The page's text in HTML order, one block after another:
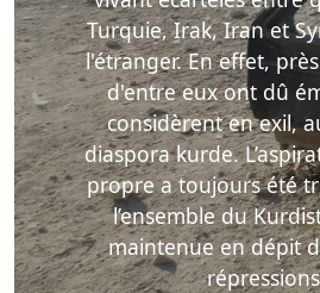
Turquie, Irak, Iran et
l'étranger. En effet,
d'entre eux ont dû
considèrent en exil,
diaspora kurde.
propre a toujours été
l’ensemble du
maintenue en dépit